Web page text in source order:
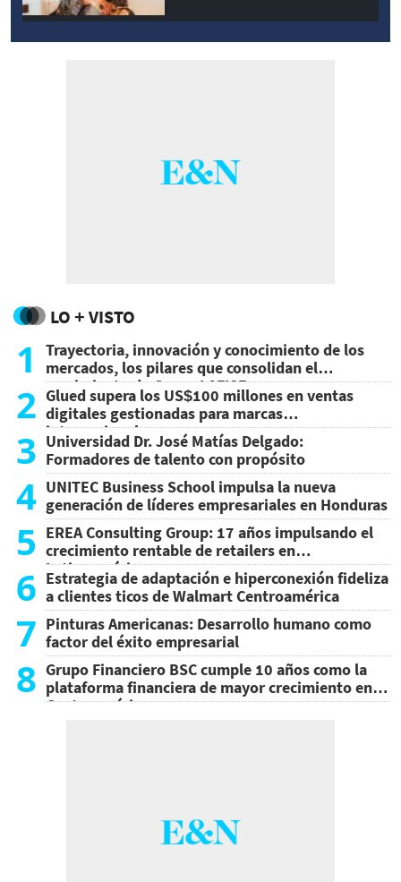
LO + VISTO
1
Trayectoria, innovación y conocimiento de los
mercados, los pilares que consolidan el
crecimiento de Grupo LAFISE
2 Glued supera los US$100 millones en ventas
digitales gestionadas para marcas
internacionales
3 Universidad Dr. José Matías Delgado:
Formadores de talento con propósito
4 UNITEC Business School impulsa la nueva
generación de líderes empresariales en Honduras
5 EREA Consulting Group: 17 años impulsando el
crecimiento rentable de retailers en
Latinoamérica
6 Estrategia de adaptación e hiperconexión fideliza
a clientes ticos de Walmart Centroamérica
7 Pinturas Americanas: Desarrollo humano como
factor del éxito empresarial
8 Grupo Financiero BSC cumple 10 años como la
plataforma financiera de mayor crecimiento en
Centroamérica